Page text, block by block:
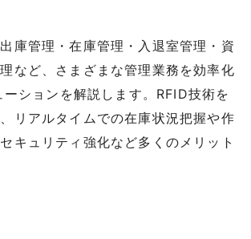
庫管理・在庫管理・入退室管理・資
など、さまざまな管理業務を効率化
ションを解説します。RFID技術を
リアルタイムでの在庫状況把握や作
キュリティ強化など多くのメリット